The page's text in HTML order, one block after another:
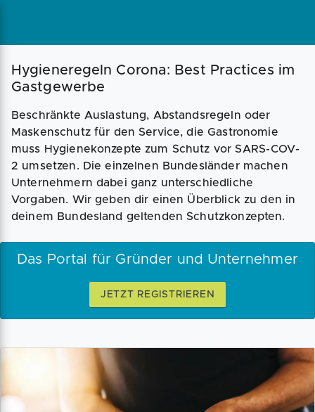
Magazin Businessplan Fördermittel
Hygieneregeln Corona: Best Practices im
Gastgewerbe
Beschränkte Auslastung, Abstandsregeln oder
Maskenschutz für den Service, die Gastronomie
muss Hygienekonzepte zum Schutz vor SARS-COV-
2 umsetzen. Die einzelnen Bundesländer machen
Unternehmern dabei ganz unterschiedliche
Vorgaben. Wir geben dir einen Überblick zu den in
deinem Bundesland geltenden Schutzkonzepten.
Das Portal für Gründer und Unternehmer
JETZT REGISTRIEREN